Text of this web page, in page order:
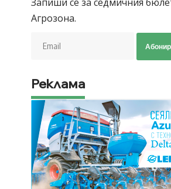
Агрозона.
Реклама